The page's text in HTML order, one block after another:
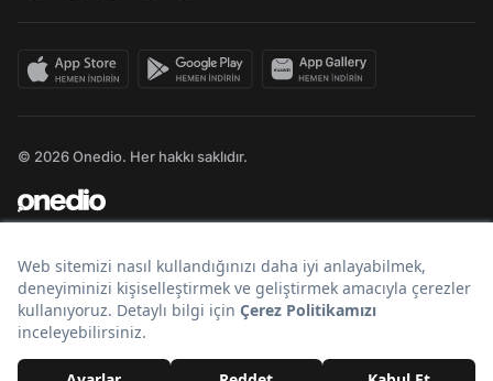
© 2026 Onedio. Her hakkı saklıdır.
Bir markasıdır.